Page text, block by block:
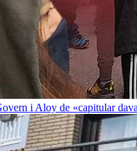
i Aloy de «capitular